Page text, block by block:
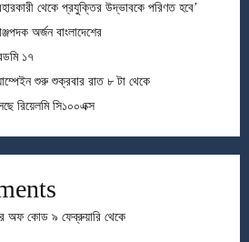
থেকে প্রযুক্তির উদ্ভাবকে পরিণত হবে’
অর্জন বাংলাদেশের
১৭
শুরু শুক্রবার রাত ৮ টা থেকে
রিয়েলমি সি১০০এক্স
অফ কোড ৯ ফেব্রুয়ারি থেকে